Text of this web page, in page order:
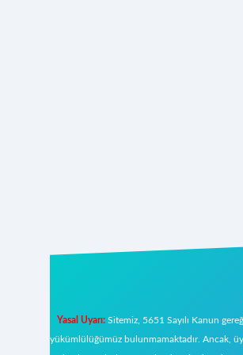
Yasal Uyarı:Sitemiz, 5651 Sayılı Kanun
yükümlülüğümüz bulunmamaktadır. Ancak,